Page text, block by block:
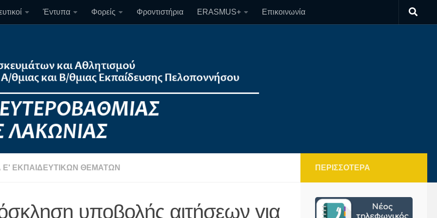
Έντυπα Φορείς Φροντιστήρια ERASMUS+ Επικοινωνία
ΕΚΠΑΙΔΕΥΤΙΚΏΝ ΘΕΜΆΤΩΝ
υποβολής αιτήσεων για
ΠΕΡΙΣΣΌΤΕΡΑ